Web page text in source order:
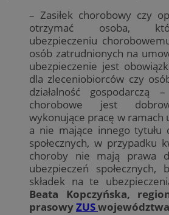
– Zasiłek chorobowy czy
otrzymać osoba,
ubezpieczeniu
osób zatrudnionych na
ubezpieczenie jest
dla zleceniobiorców czy
działalność gospodarczą
chorobowe jest
wykonujące pracę w ramach
a nie mające innego tytułu
społecznych, w przypadku
choroby nie mają prawa
ubezpieczeń społecznych,
składek na te
Beata Kopczyńska,
prasowyZUS